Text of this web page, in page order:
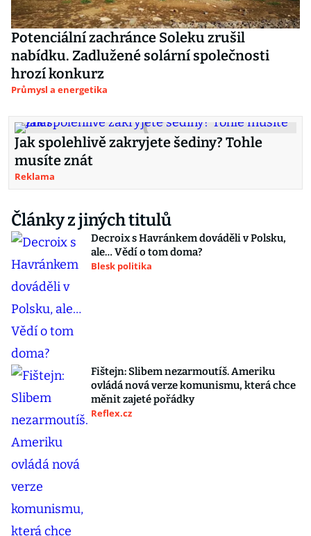
Potenciální zachránce Soleku zrušil
nabídku. Zadlužené solární společnosti
hrozí konkurz
Průmysl a energetika
Jak spolehlivě zakryjete šediny? Tohle
musíte znát
Reklama
Články z jiných titulů
Decroix s Havránkem dováděli v Polsku,
ale… Vědí o tom doma?
Blesk politika
Fištejn: Slibem nezarmoutíš. Ameriku
ovládá nová verze komunismu, která chce
měnit zajeté pořádky
Reflex.cz